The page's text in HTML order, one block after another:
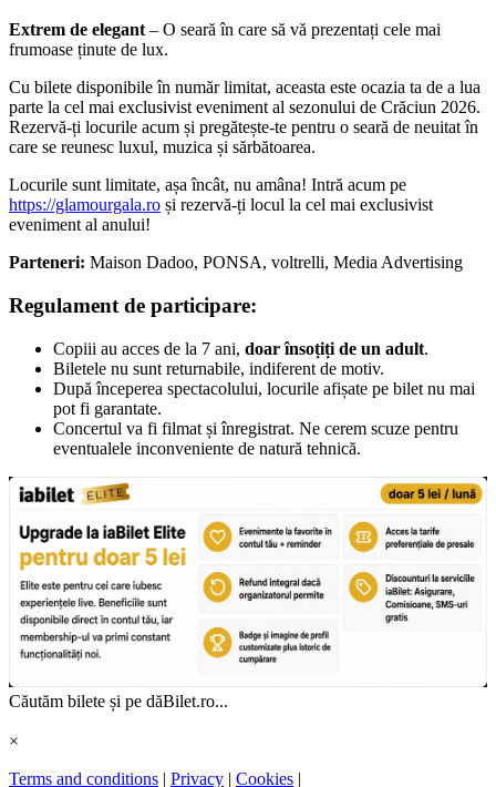
Extrem de elegant – O seară în care să vă prezentați cele mai
frumoase ținute de lux.
Cu bilete disponibile în număr limitat, aceasta este ocazia ta de a lua
parte la cel mai exclusivist eveniment al sezonului de Crăciun 2026.
Rezervă-ți locurile acum și pregătește-te pentru o seară de neuitat în
care se reunesc luxul, muzica și sărbătoarea.
Locurile sunt limitate, așa încât, nu amâna! Intră acum pe
https://glamourgala.ro și rezervă-ți locul la cel mai exclusivist
eveniment al anului!
Parteneri: Maison Dadoo, PONSA, voltrelli, Media Advertising
Regulament de participare:
Copiii au acces de la 7 ani, doar însoțiți de un adult.
Biletele nu sunt returnabile, indiferent de motiv.
După începerea spectacolului, locurile afișate pe bilet nu mai
pot fi garantate.
Concertul va fi filmat și înregistrat. Ne cerem scuze pentru
eventualele inconveniente de natură tehnică.
Căutăm bilete și pe dăBilet.ro...
×
Terms and conditions | Privacy | Cookies |